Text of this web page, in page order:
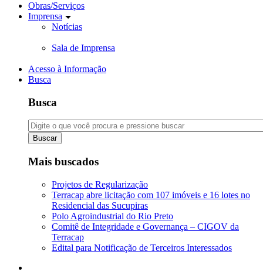
Obras/Serviços
Imprensa
Notícias
Sala de Imprensa
Acesso à Informação
Busca
Busca
Buscar
Mais buscados
Projetos de Regularização
Terracap abre licitação com 107 imóveis e 16 lotes no
Residencial das Sucupiras
Polo Agroindustrial do Rio Preto
Comitê de Integridade e Governança – CIGOV da
Terracap
Edital para Notificação de Terceiros Interessados